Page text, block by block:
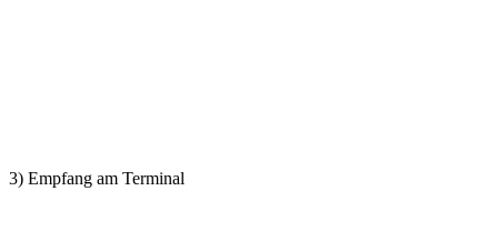
3) Empfang am Terminal